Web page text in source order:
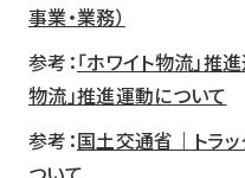
事業・業務）
参考：「ホワイト物流」推
物流」推進運動について
参考：国土交通省｜トラ